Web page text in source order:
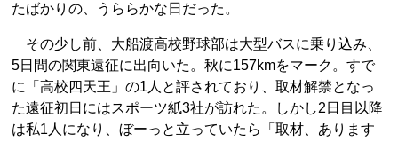
たばかりの、うららかな日だった。
その少し前、大船渡高校野球部は大型バスに乗り込み、
5日間の関東遠征に出向いた。秋に157kmをマーク。すで
に「高校四天王」の1人と評されており、取材解禁となっ
た遠征初日にはスポーツ紙3社が訪れた。しかし2日目以降
は私1人になり、ぼーっと立っていたら「取材、あります